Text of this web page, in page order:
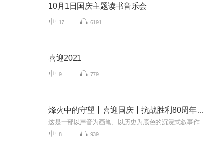
10月1日国庆主题读书音乐会
17 6191
喜迎2021
9 779
烽火中的守望丨喜迎国庆丨抗战胜利80周年丨广播剧
8 939